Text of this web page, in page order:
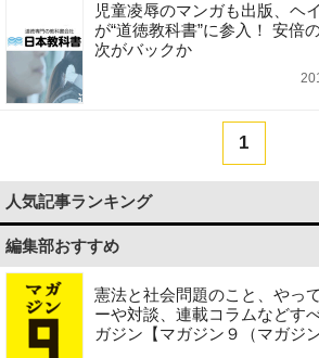
児童凌辱のマンガも出版、ヘ
が“道徳教科書”に参入！ 安倍
次がバックか
1
人気記事ランキング
編集部おすすめ
憲法と社会問題のこと、やっ
ーや対談、連載コラムなどす
ガジン【マガジン９（マガジ